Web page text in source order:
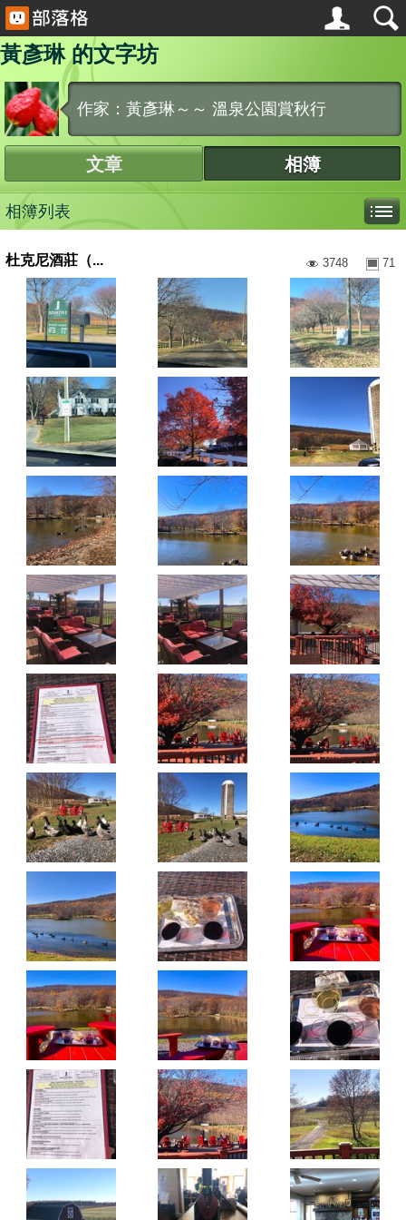
黃彥琳 的文字坊
作家：黃彥琳～～ 溫泉公園賞秋行
文章 相簿
相簿列表
杜克尼酒莊（... 71
3748